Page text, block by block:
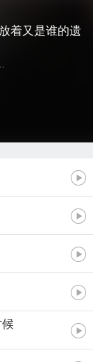
着又是谁的遗